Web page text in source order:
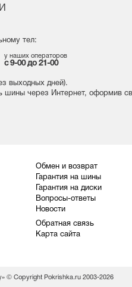
тел:
у наших операторов
с 9-00 до 21-00
выходных дней).
шины через Интернет, оформив
Обмен и возврат
Гарантия на шины
Гарантия на диски
Вопросы-ответы
Новости
Обратная связь
Карта сайта
© Copyright Pokrishka.ru 2003-2026